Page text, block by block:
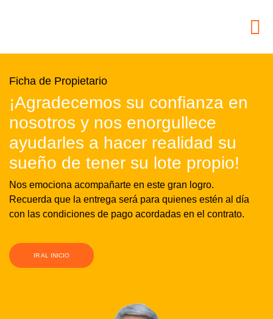
Ficha de Propietario
¡Agradecemos su confianza en
nosotros y nos enorgullece
ayudarles a hacer realidad su
sueño de tener su lote propio!
Nos emociona acompañarte en este gran logro.
Recuerda que la entrega será para quienes estén al día
con las condiciones de pago acordadas en el contrato.
IR AL INICIO